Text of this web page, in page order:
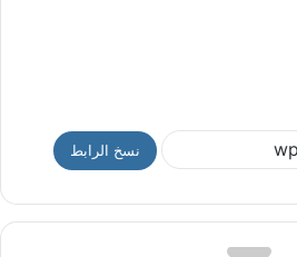
نسخ الرابط